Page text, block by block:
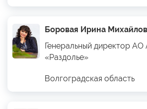
Боровая Ирина
Генеральный директор
«Раздолье»
Волгоградская область